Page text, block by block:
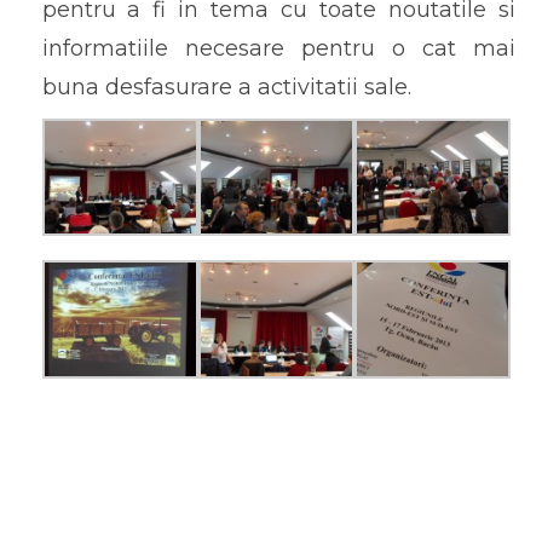
pentru a fi in tema cu toate noutatile si
informatiile necesare pentru o cat mai
buna desfasurare a activitatii sale.